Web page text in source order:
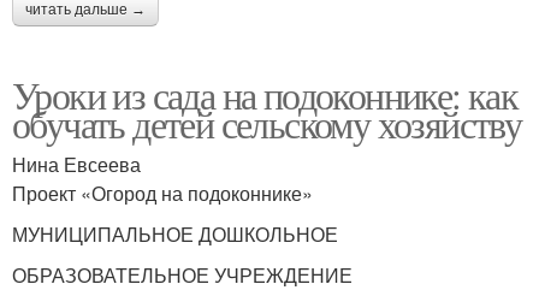
читать дальше →
Уроки из сада на подоконнике: как
обучать детей сельскому хозяйству
Нина Евсеева
Проект «Огород на подоконнике»
МУНИЦИПАЛЬНОЕ ДОШКОЛЬНОЕ
ОБРАЗОВАТЕЛЬНОЕ УЧРЕЖДЕНИЕ